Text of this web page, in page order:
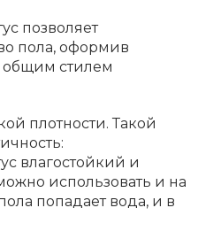
позволяет
пола, оформив
общим стилем
плотности. Такой
влагостойкий и
использовать и на
попадает вода, и в